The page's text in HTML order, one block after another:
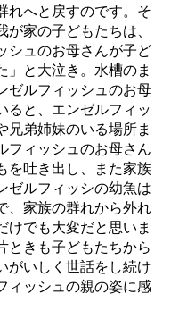
れへと戻すのです。そ
が家の子どもたちは、
シュのお母さんが子ど
」と大泣き。水槽のま
ゼルフィッシュのお母
ると、エンゼルフィッ
兄弟姉妹のいる場所ま
フィッシュのお母さん
を吐き出し、また家族
ゼルフィッシの幼魚は
、家族の群れから外れ
けでも大変だと思いま
ときも子どもたちから
がいしく世話をし続け
ィッシュの親の姿に感